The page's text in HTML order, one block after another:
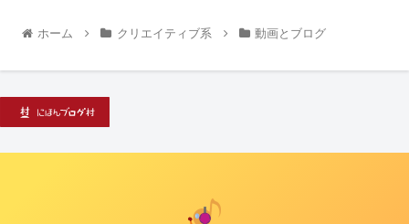
ホーム クリエイティブ系 動画とブログ